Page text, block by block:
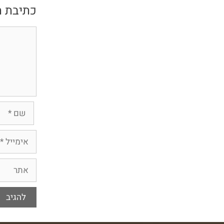
כתיבת